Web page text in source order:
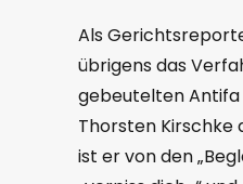
Als
übrigens das
gebeutelten
Thorsten Kirschke
ist er von den